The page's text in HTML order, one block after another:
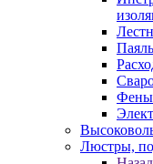
Фены
Люстры,